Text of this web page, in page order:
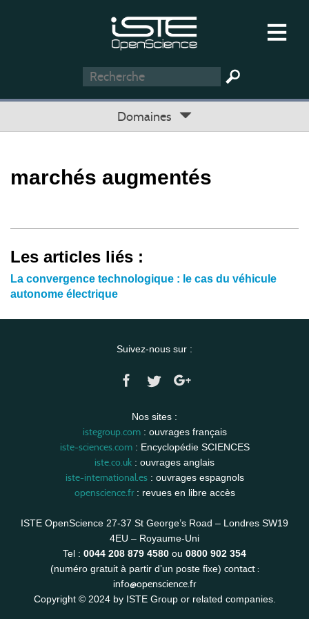
Domaines
marchés augmentés
Les articles liés :
La convergence technologique : le cas du véhicule
autonome électrique
Suivez-nous sur :
Nos sites :
istegroup.com: ouvrages français
iste-sciences.com: Encyclopédie SCIENCES
iste.co.uk : ouvrages anglais
iste-international.es: ouvrages espagnols
openscience.fr: revues en libre accès
ISTE OpenScience 27-37 St George’s Road – Londres SW19
4EU – Royaume-Uni
Tel : 0044 208 879 4580 ou 0800 902 354
(numéro gratuit à partir d’un poste fixe) contact :
info@openscience.fr
Copyright © 2024 by ISTE Group or related companies.